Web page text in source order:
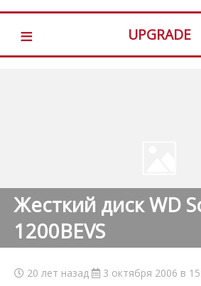
≡ UPGRADE
Жесткий диск WD
1200BEVS
20 лет назад 3 октября 2006 в